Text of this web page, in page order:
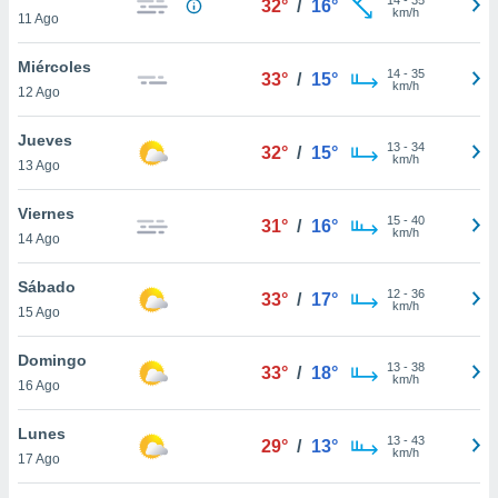
más
nuestra
y
de
disponible
cookies
aceptar
11 Ago
32° / 16°
km/h
Miércoles
12 Ago
33° / 15° 14- 35
km/h
Jueves
13 Ago
32° / 15° 13- 34
km/h
Viernes
14 Ago
31° / 16° 15- 40
km/h
Sábado
15 Ago
33° / 17° 12- 36
km/h
Domingo
16 Ago
33° / 18° 13- 38
km/h
Lunes
17 Ago
29° / 13° 13- 43
km/h